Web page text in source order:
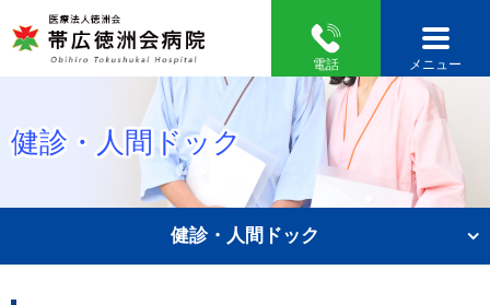
電話 メニュー
健診・人間ドック
健診・人間ドック